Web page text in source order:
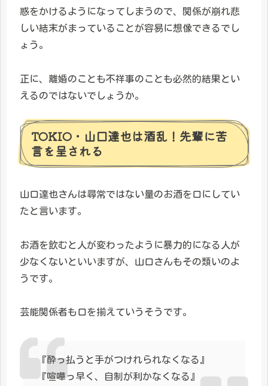
惑をかけるようになってしまうので、関係が崩れ悲
しい結末がまっていることが容易に想像できるでし
ょう。
正に、離婚のことも不祥事のことも必然的結果とい
えるのではないでしょうか。
TOKIO・山口達也は酒乱！先輩に苦
言を呈される
山口達也さんは尋常ではない量のお酒を口にしてい
たと言います。
お酒を飲むと人が変わったように暴力的になる人が
少なくないといいますが、山口さんもその類いのよ
うです。
芸能関係者も口を揃えていうそうです。
『酔っ払うと手がつけれられなくなる』
『喧嘩っ早く、自制が利かなくなる』